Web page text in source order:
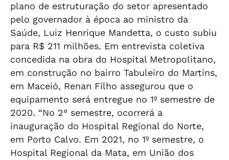
plano de estruturação do setor apresentado
pelo governador à época ao ministro da
Saúde, Luiz Henrique Mandetta, o custo subiu
para R$ 211 milhões. Em entrevista coletiva
concedida na obra do Hospital Metropolitano,
em construção no bairro Tabuleiro do Martins,
em Maceió, Renan Filho assegurou que o
equipamento será entregue no 1º semestre de
2020. “No 2° semestre, ocorrerá a
inauguração do Hospital Regional do Norte,
em Porto Calvo. Em 2021, no 1º semestre, o
Hospital Regional da Mata, em União dos